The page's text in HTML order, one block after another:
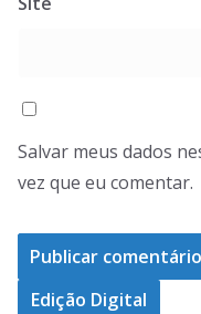
Salvar meus dados
vez que eu comentar.
Edição Digital